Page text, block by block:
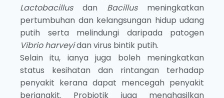
Lactobacillus dan Bacillusmeningkatkan
pertumbuhan dan kelangsungan hidup udang
putih serta melindungi daripada patogen
Vibrio harveyidan virus bintik putih.
Selain itu, ianya juga boleh meningkatkan
status kesihatan dan rintangan terhadap
penyakit kerana dapat mencegah penyakit
berjangkit. Probiotik juga menghasilkan